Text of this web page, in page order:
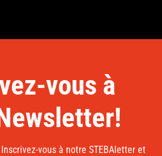
vous à
vous à notre STEBAletter et